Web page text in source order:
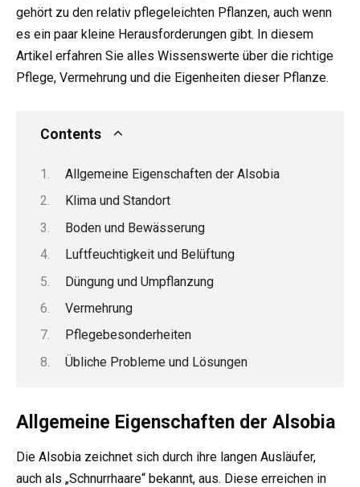
gehört zu den relativ pflegeleichten Pflanzen, auch wenn
es ein paar kleine Herausforderungen gibt. In diesem
Artikel erfahren Sie alles Wissenswerte über die richtige
Pflege, Vermehrung und die Eigenheiten dieser Pflanze.
Contents
Allgemeine Eigenschaften der Alsobia
Klima und Standort
Boden und Bewässerung
Luftfeuchtigkeit und Belüftung
Düngung und Umpflanzung
Vermehrung
Pflegebesonderheiten
Übliche Probleme und Lösungen
Allgemeine Eigenschaften der Alsobia
Die Alsobia zeichnet sich durch ihre langen Ausläufer,
auch als „Schnurrhaare“ bekannt, aus. Diese erreichen in